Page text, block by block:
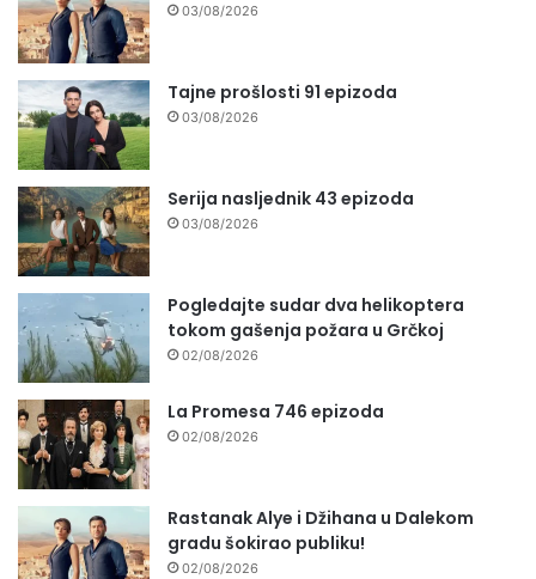
03/08/2026
Tajne prošlosti 91 epizoda
03/08/2026
Serija nasljednik 43 epizoda
03/08/2026
Pogledajte sudar dva helikoptera
tokom gašenja požara u Grčkoj
02/08/2026
La Promesa 746 epizoda
02/08/2026
Rastanak Alye i Džihana u Dalekom
gradu šokirao publiku!
02/08/2026